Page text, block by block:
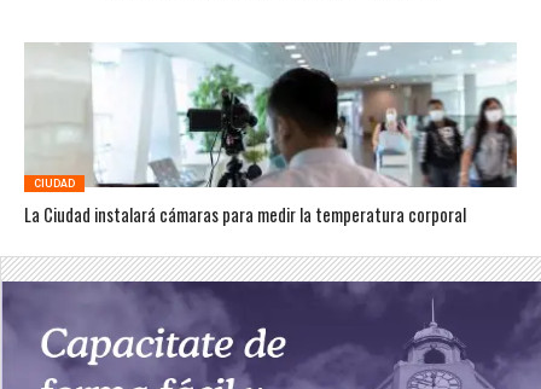
CIUDAD
La Ciudad instalará cámaras para medir la temperatura corporal